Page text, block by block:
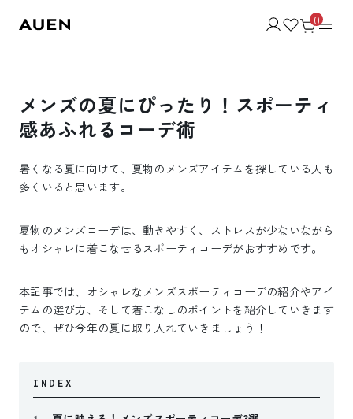
0
メンズの夏にぴったり！スポーティ
感あふれるコーデ術
暑くなる夏に向けて、夏物のメンズアイテムを探している人も
多くいると思います。
夏物のメンズコーデは、動きやすく、ストレスが少ないながら
もオシャレに着こなせるスポーティコーデがおすすめです。
本記事では、オシャレなメンズスポーティコーデの紹介やアイ
テムの選び方、そして着こなしのポイントを紹介していきます
ので、ぜひ今年の夏に取り入れていきましょう！
INDEX